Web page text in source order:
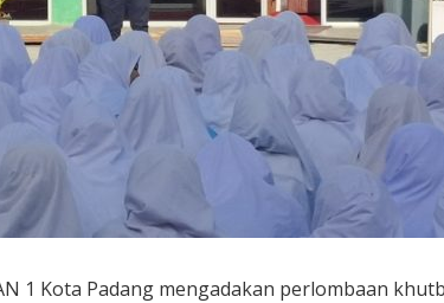
1 Kota Padang mengadakan perlombaan